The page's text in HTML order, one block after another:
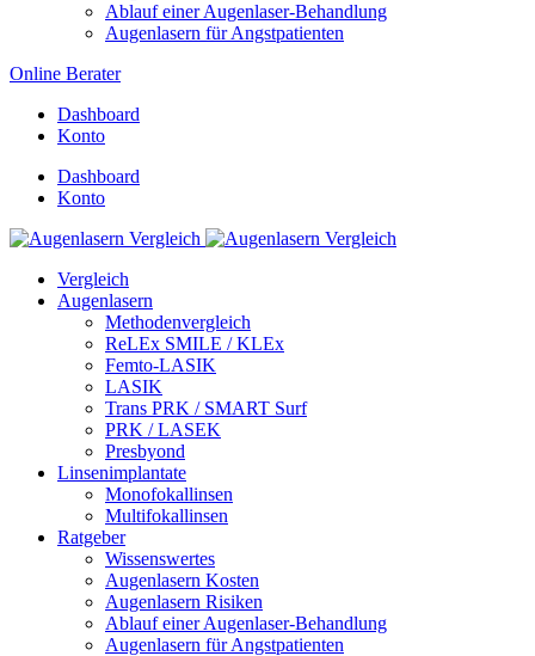
Ablauf einer Augenlaser-Behandlung
Augenlasern für Angstpatienten
Online Berater
Dashboard
Konto
Dashboard
Konto
Vergleich
Augenlasern
Methodenvergleich
ReLEx SMILE / KLEx
Femto-LASIK
LASIK
Trans PRK / SMART Surf
PRK / LASEK
Presbyond
Linsenimplantate
Monofokallinsen
Multifokallinsen
Ratgeber
Wissenswertes
Augenlasern Kosten
Augenlasern Risiken
Ablauf einer Augenlaser-Behandlung
Augenlasern für Angstpatienten